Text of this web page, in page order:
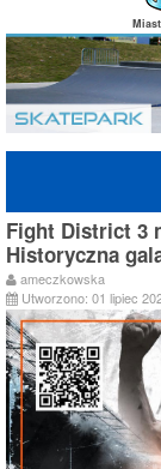
Fight District 3
Historyczna
ameczkowska
Utworzono: 01 lipiec